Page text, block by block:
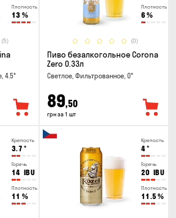
Плотность
13 %
(5)
4.5°
Плотность
6 %
(0)
Пиво безалкогольное Corona
Zero 0.33л
Светлое, Фильтрованное, 0°
89,50
грн за 1 шт
Крепость
3.7 °
Горечь
14 IBU
Плотность
11 %
Крепость
4°
Горечь
20 IBU
Плотность
11.5 %